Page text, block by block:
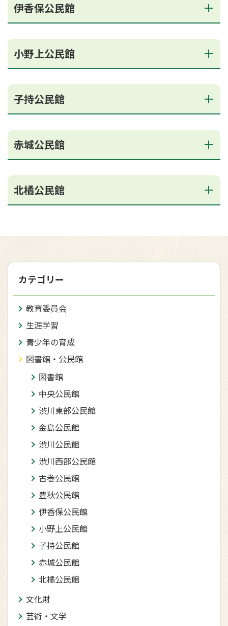
伊香保公民館
小野上公民館
子持公民館
赤城公民館
北橘公民館
カテゴリー
教育委員会
生涯学習
青少年の育成
図書館・公民館
図書館
中央公民館
渋川東部公民館
金島公民館
渋川公民館
渋川西部公民館
古巻公民館
豊秋公民館
伊香保公民館
小野上公民館
子持公民館
赤城公民館
北橘公民館
文化財
芸術・文学